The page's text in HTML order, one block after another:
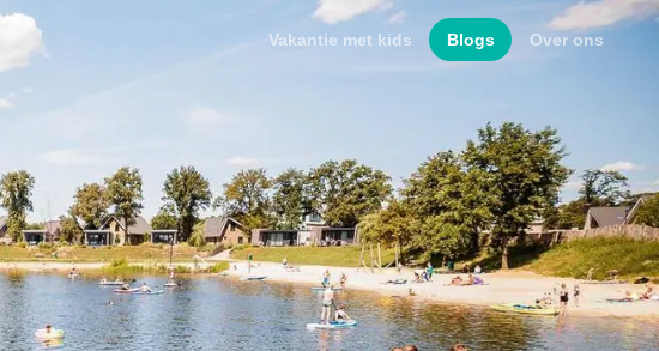
Vakantie met kids Blogs Over ons